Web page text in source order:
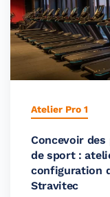
Atelier Pro 1
Concevoir
de sport :
configuration
Stravitec